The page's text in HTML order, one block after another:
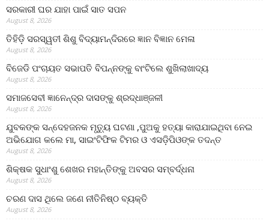
ସରକାରୀ ଘର ଯାହା ପାଇଁ ସାତ ସପନ
August 8, 2026
ତିହିଡି଼ ସରସ୍ୱତୀ ଶିଶୁ ବିଦ୍ୟାମନ୍ଦିରରେ ଜ୍ଞାନ ବିଜ୍ଞାନ ମେଳା
August 8, 2026
ବିଜେଡି ପଂଚାୟତ ସଭାପତି ବିପନ୍ନଙ୍କୁ ବାଂଟିଲେ ଶୁଖିଲାଖାଦ୍ୟ
August 8, 2026
ସମାଜସେବୀ ଜ୍ଞାନେନ୍ଦ୍ର ଦାସଙ୍କୁ ଶ୍ରଦ୍ଧାଞ୍ଜଳୀ
August 8, 2026
ଯୁବକଙ୍କ ସନ୍ଦେହଜନକ ମୃତ୍ୟୁ ଘଟଣା ,ପୁଅକୁ ହତ୍ୟା କାରାଯାଇଥିବା ନେଇ
ଅଭିଯୋଗ କଲେ ମା, ସାଇଂଟିଫିକ ଟିମର ଓ ଏସଡ଼ିପିଓଙ୍କ ତଦନ୍ତ
August 8, 2026
ଶିକ୍ଷକ ସୁଧାଂଶୁ ଶେଖର ମହାନ୍ତିଙ୍କୁ ଅବସର ସମ୍ବର୍ଦ୍ଧନା
August 8, 2026
ଚରଣ ଦାସ ଥିଲେ ଜଣେ ନୀତିନିଷ୍ଠ ବ୍ୟକ୍ତି
August 8, 2026